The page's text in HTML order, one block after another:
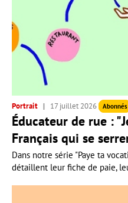
Portrait 17 juillet 2026 Abonnés
Éducateur de rue :
Français qui se
Dans notre série "Paye ta
détaillent leur fiche de paie,